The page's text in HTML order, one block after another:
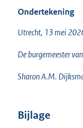
Ondertekening
Utrecht, 13 mei
De burgemeester
Sharon A.M.
Bijlage